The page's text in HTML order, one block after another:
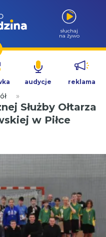
słuchaj
na żywo
audycje reklama
»
Służby Ołtarza
w Piłce